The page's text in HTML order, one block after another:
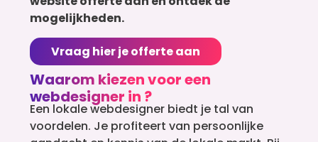
mogelijkheden.
Vraag hier je offerte aan
Waarom kiezen voor een
webdesigner in ?
Een lokale webdesigner biedt je tal van
voordelen. Je profiteert van persoonlijke